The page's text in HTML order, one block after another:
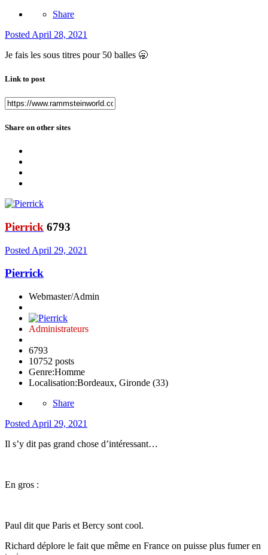
Share
PostedApril 28, 2021
Je fais les sous titres pour 50 balles 🥱
Link to post
Share on other sites
Pierrick 6793
Posted April 29, 2021
Pierrick
Webmaster/Admin
Administrateurs
6793
10752 posts
Genre:Homme
Localisation:Bordeaux, Gironde (33)
Share
Posted April 29, 2021
Il s’y dit pas grand chose d’intéressant…
En gros :
Paul dit que Paris et Bercy sont cool.
Richard déplore le fait que même en France on puisse plus fumer en